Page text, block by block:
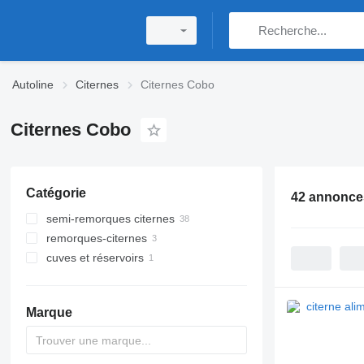
Autoline Citernes Citernes Cobo
Citernes Cobo
Catégorie
semi-remorques citernes
citernes de carburant
citernes de bitume
citernes alimentaires
citernes de silo
remorques-citernes
remorques citernes de carburant
cuves et réservoirs
Marque
42